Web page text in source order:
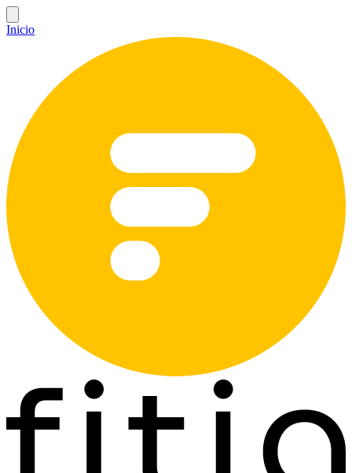
Inicio